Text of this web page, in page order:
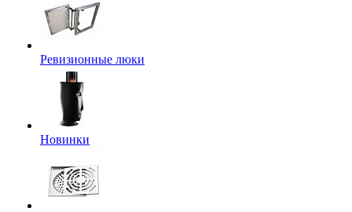
Ревизионные люки
Новинки